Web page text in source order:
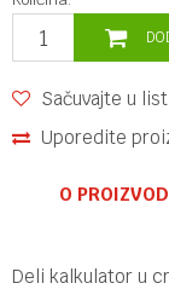
Sačuvajte u
Uporedite
O
Deli kalkulator u